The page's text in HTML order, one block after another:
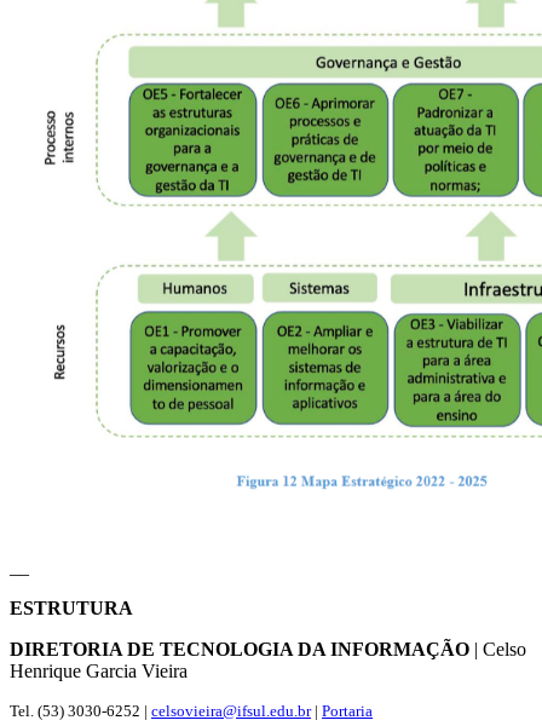
ESTRUTURA
DIRETORIA DE TECNOLOGIA DA INFORMAÇÃO | Celso
Henrique Garcia Vieira
Tel. (53) 3030-6252 | celsovieira@ifsul.edu.br| Portaria